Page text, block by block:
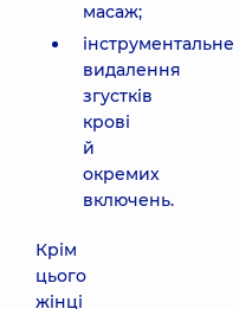
масаж;
інструментальне
видалення
згустків
крові
й
окремих
включень.
Крім
цього
жінці